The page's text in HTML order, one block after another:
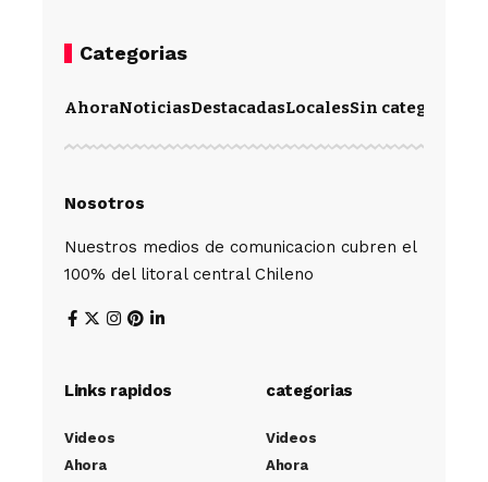
Categorias
AhoraNoticiasDestacadasLocalesSin categoría
Nosotros
Nuestros medios de comunicacion cubren el
100% del litoral central Chileno
Links rapidos
Videos
Ahora
categorias
Videos
Ahora